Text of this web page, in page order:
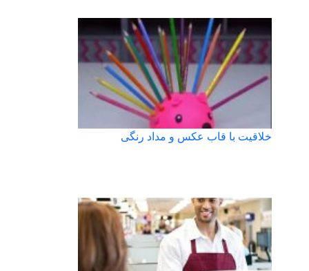
خلاقیت با قاب عکس و مداد رنگی